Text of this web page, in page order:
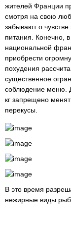
жителей Франции
смотря на свою
забывают о
питания. Конечно,
национальной
приобрести
похудения
существенное
соблюдение меню.
кг запрещено
перекусы.
В это время
нежирные виды рыб